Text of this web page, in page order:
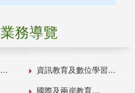
業務導覽
資訊教育及數位學習
國際及兩岸教育